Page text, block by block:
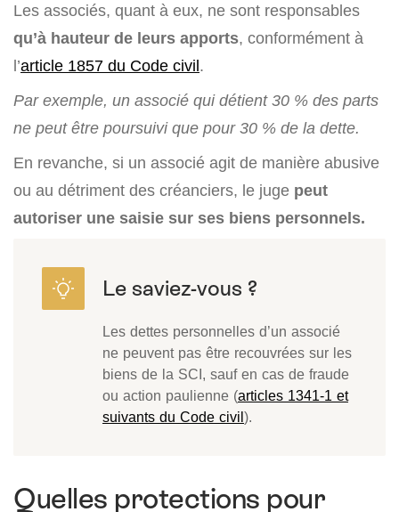
Les associés, quant à eux, ne sont responsables
qu’à hauteur de leurs apports, conformément à
l’article 1857 du Code civil.
Par exemple, un associé qui détient 30 % des parts
ne peut être poursuivi que pour 30 % de la dette.
En revanche, si un associé agit de manière abusive
ou au détriment des créanciers, le juge peut
autoriser une saisie sur ses biens personnels.
Les dettes personnelles d’un associé
ne peuvent pas être recouvrées sur les
biens de la SCI, sauf en cas de fraude
ou action paulienne (articles 1341-1 et
suivants du Code civil).
Quelles protections pour